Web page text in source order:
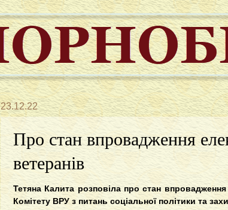
23.12.22
Про стан впровадження
ветеранів
Тетяна Калита розповіла про стан впровадження
Комітету ВРУ з питань соціальної політики та